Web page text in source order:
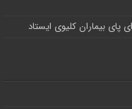
بیماران کلیوی ایستاد